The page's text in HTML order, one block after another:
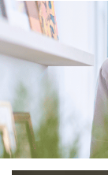
説明させて
①利用目的を
本人又は第
害するおそ
②利用目的
当該事業者
場合
③国の機関又
することに
用目的を本